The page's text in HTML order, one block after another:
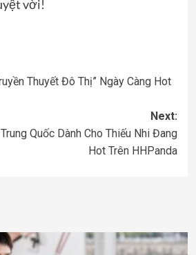
vời!
Thuyết Đô Thị” Ngày Càng Hot
Next:
Quốc Dành Cho Thiếu Nhi Đang
Hot Trên HHPanda